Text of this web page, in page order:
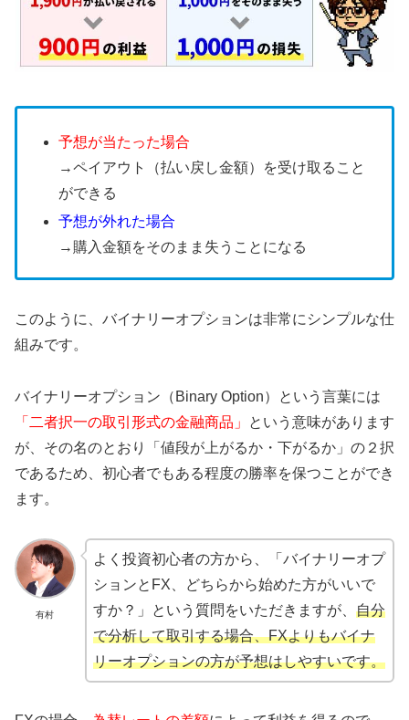
予想が当たった場合
→ペイアウト（払い戻し金額）を受け取ること
ができる
予想が外れた場合
→購入金額をそのまま失うことになる
このように、バイナリーオプションは非常にシンプルな仕
組みです。
バイナリーオプション（Binary Option）という言葉には
「二者択一の取引形式の金融商品」
という意味があります
が、その名のとおり「値段が上がるか・下がるか」の２択
であるため、初心者でもある程度の勝率を保つことができ
ます。
有村
よく投資初心者の方から、「バイナリーオプ
ションとFX、どちらから始めた方がいいで
すか？」という質問をいただきますが、 自分
で分析して取引する場合、FXよりもバイナ
リーオプションの方が予想はしやすいです。